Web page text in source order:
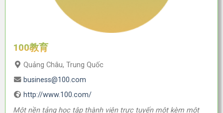
100教育
Quảng Châu, Trung Quốc
business@100.com
http://www.100.com/
Một nền tảng học tập thành viên trực tuyến một kèm một